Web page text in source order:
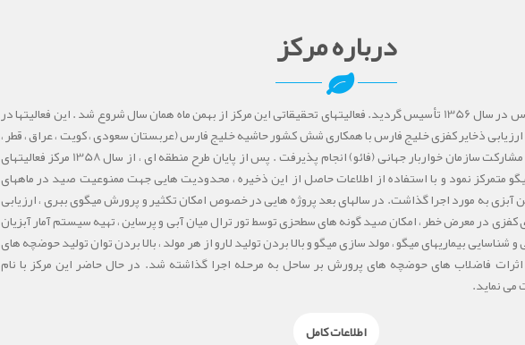
درباره مرکز
مرکز تحقیقات شیلاتی خلیج فارس در سال 1356 تأسیس گردید. فعالیتهای تحقیقاتی این مرکز از بهمن ماه همان سال شروع شد . این فعالیتها در
ذخایر کفزی خلیج فارس با همکاری شش کشور حاشیه خلیج فارس (عربستان سعودی ، کویت ، عراق ، قطر ،
بحرین و امارات متحده عربی) و مشارکت سازمان خواربار جهانی (فائو) انجام پذیرفت . پس از پایان طرح منطقه ای ، از سال 1358 مرکز فعالیتهای
متمرکز نمود و با استفاده از اطلاعات حاصل از این ذخیره ، محدودیت هایی جهت ممنوعیت صید در ماههای
آبزی به مورد اجرا گذاشت. در سالهای بعد پروژه هایی در خصوص امکان تکثیر و پرورش میگوی ببری ، ارزیابی
کفزی در معرض خطر ، امکان صید گونه های سطحزی توسط تور ترال میان آبی و پرساین ، تهیه سیستم آمار آبزیان
شناسایی بیماریهای میگو ، مولد سازی میگو و بالا بردن تولید لارو از هر مولد ، بالا بردن توان تولید حوضچه های
فاضلاب های حوضچه های پرورش بر ساحل به مرحله اجرا گذاشته شد. در حال حاضر این مرکز با نام
نماید.
اطلاعات کامل